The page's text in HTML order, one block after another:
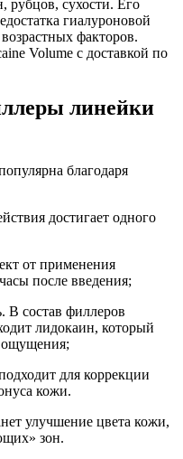
рубцов, сухости. Его
гиалуроновой
факторов.
Volume с доставкой по
линейки
благодаря
достигает одного
от применения
после введения;
В состав филлеров
лидокаин, который
ощущения;
для коррекции
кожи.
улучшение цвета кожи,
зон.